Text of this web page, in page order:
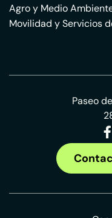
Agro y Medio
Movilidad y Servicios
Paseo